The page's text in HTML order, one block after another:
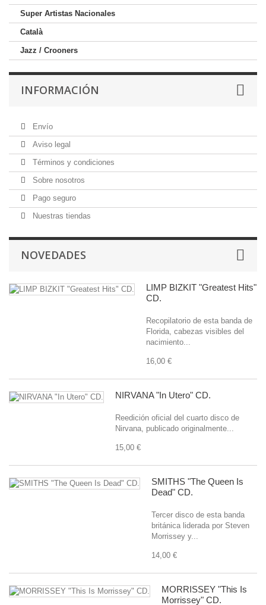
Super Artistas Nacionales
Català
Jazz / Crooners
INFORMACIÓN
Envío
Aviso legal
Términos y condiciones
Sobre nosotros
Pago seguro
Nuestras tiendas
NOVEDADES
LIMP BIZKIT "Greatest Hits"
CD.
Recopilatorio de esta banda de
Florida, cabezas visibles del
nacimiento...
16,00 €
NIRVANA "In Utero" CD.
Reedición oficial del cuarto disco de
Nirvana, publicado originalmente...
15,00 €
SMITHS "The Queen Is
Dead" CD.
Tercer disco de esta banda
británica liderada por Steven
Morrissey y...
14,00 €
MORRISSEY "This Is
Morrissey" CD.